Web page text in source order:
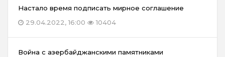
Настало время подписать мирное соглашение
29.04.2022, 16:00
10404
Война с азербайджанскими памятниками